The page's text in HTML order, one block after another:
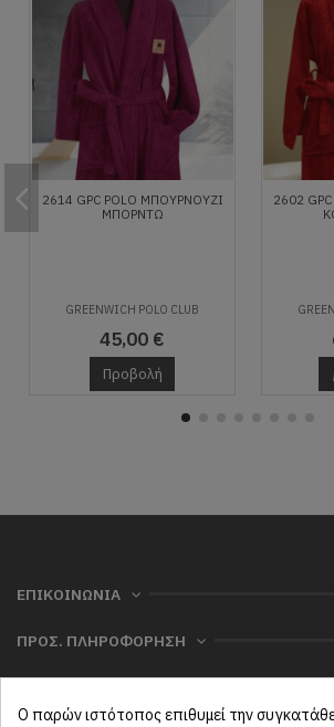
2614 GPC POLO ΜΠΟΥΡΝΟΥΖΙ
ΜΠΟΡΝΤΩ
GREENWICH POLO CLUB
45,00 €
Προβολή
2602
ΕΠΙΚΟΙΝΩΝΙΑ
ΠΡΟΣ. ΠΛΗΡΟΦΟΡΗΣΗ
Ο παρών ιστότοπος επιθυμεί την